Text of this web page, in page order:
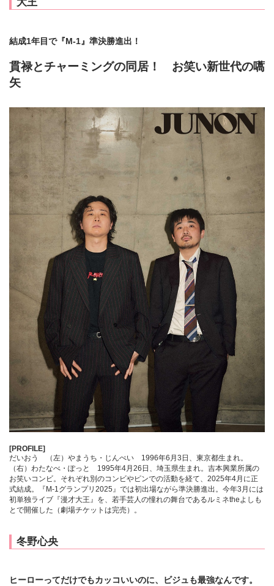
結成1年目で『M-1』準決勝進出！
貫禄とチャーミングの同居！ お笑い新世代の嚆
矢
[PROFILE]
だいおう （左）やまうち・じんぺい 1996年6月3日、東京都生まれ。
（右）わたなべ・ぽっと 1995年4月26日、埼玉県生まれ。吉本興業所属の
お笑いコンビ。それぞれ別のコンビやピンでの活動を経て、2025年4月に正
式結成。『M-1グランプリ2025』では初出場ながら準決勝進出。今年3月には
初単独ライブ『漫才大王』を、若手芸人の憧れの舞台であるルミネtheよしも
とで開催した（劇場チケットは完売）。
冬野心央
ヒーローってだけでもカッコいいのに、ビジュも最強なんです。